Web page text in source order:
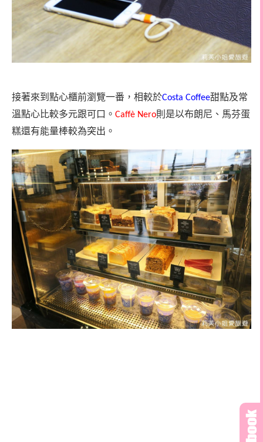
接著來到點心櫃前瀏覽一番，相較於Costa Coffee甜點及常
溫點心比較多元跟可口。 Caffè Nero則是以布朗尼、馬芬蛋
糕還有能量棒較為突出。